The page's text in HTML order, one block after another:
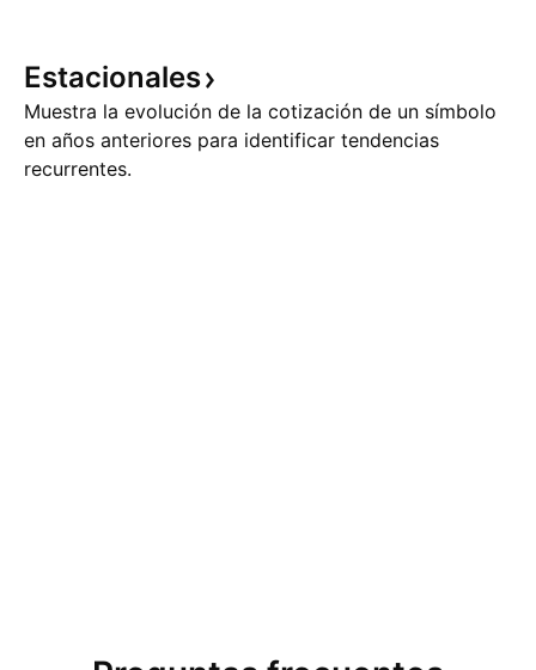
Estacionales
Muestra la evolución de la cotización de un símbolo
en años anteriores para identificar tendencias
recurrentes.